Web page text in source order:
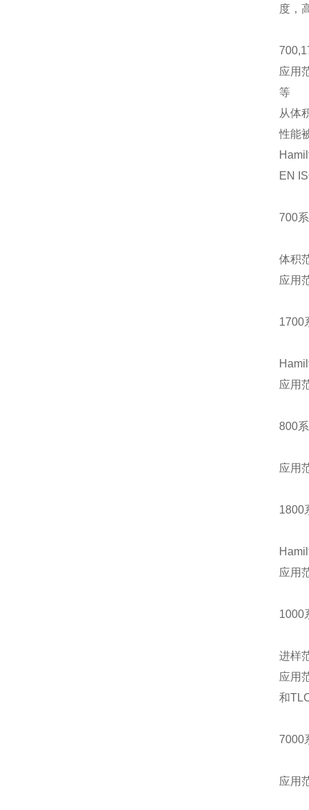
度，
应用
等
从体
性能
EN
700
体积
应用
1700
应用
800
应用
1800
应用
1000
进样
应用
和
7000
应用